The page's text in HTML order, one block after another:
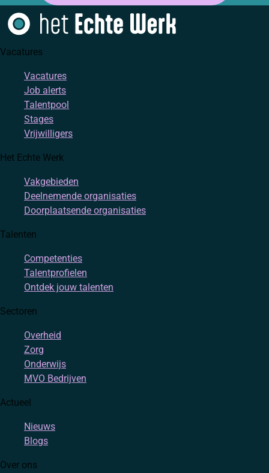
Vacatures
Vacatures
Job alerts
Talentpool
Stages
Vrijwilligers
Het Echte Werk
Vakgebieden
Deelnemende organisaties
Doorplaatsende organisaties
Talenten
Competenties
Talentprofielen
Ontdek jouw talenten
Sectoren
Overheid
Zorg
Onderwijs
MVO Bedrijven
Actueel
Nieuws
Blogs
Over ons